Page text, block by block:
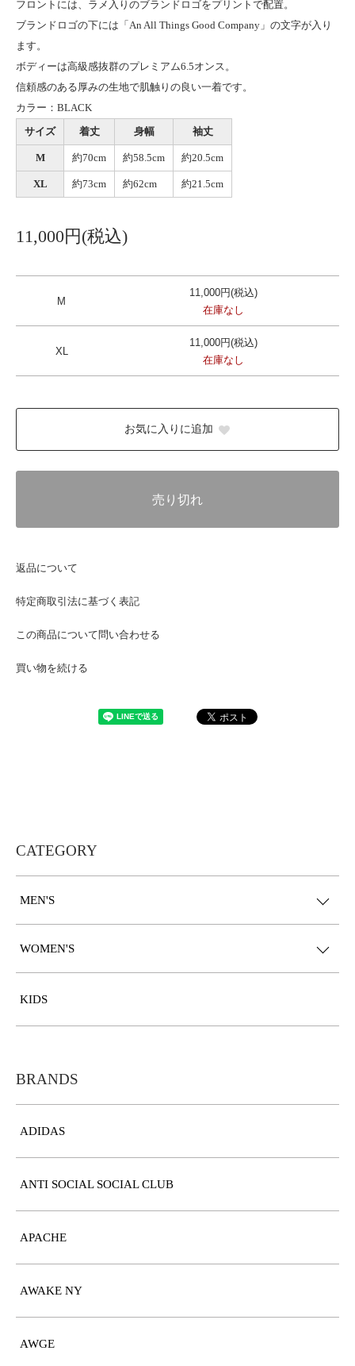
フロントには、ラメ入りのブランドロゴをプリントで配置。
ブランドロゴの下には「An All Things Good Company」の文字が入り
ます。
ボディーは高級感抜群のプレミアム6.5オンス。
信頼感のある厚みの生地で肌触りの良い一着です。
カラー：BLACK
サイズ
着丈 身幅 袖丈
M 約70cm 約58.5cm 約20.5cm
XL 約73cm 約62cm 約21.5cm
11,000円(税込)
M
11,000円(税込)
在庫なし
XL
11,000円(税込)
在庫なし
お気に入りに追加
売り切れ
返品について
特定商取引法に基づく表記
この商品について問い合わせる
買い物を続ける
CATEGORY
MEN'S
WOMEN'S
KIDS
BRANDS
ADIDAS
ANTI SOCIAL SOCIAL CLUB
APACHE
AWAKE NY
AWGE